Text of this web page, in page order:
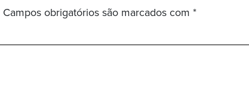
Campos obrigatórios são marcados com *